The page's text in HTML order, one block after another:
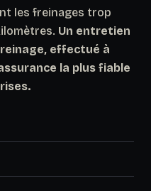
les freinages trop
Un entretien
effectué à
la plus fiable